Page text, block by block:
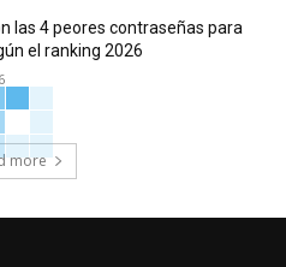
las 4 peores contraseñas para
el ranking 2026
more